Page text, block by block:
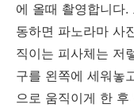
에 올때 촬영합니다
동하면 파노라마 사
직이는 피사체는 저
구를 왼쪽에 세워놓
으로 움직이게 한